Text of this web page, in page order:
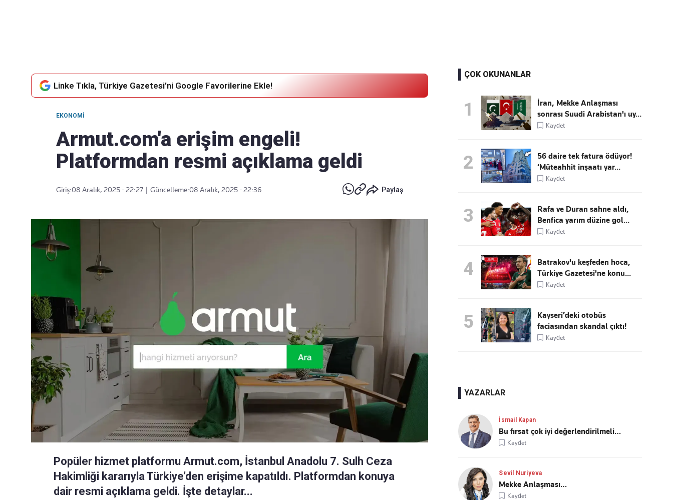
Linke Tıkla, Türkiye Gazetesi'ni Google Favorilerine Ekle!
EKONOMI
Armut.com'a erişim engeli!
Platformdan resmi açıklama geldi
Giriş:08 Aralık, 2025 - 22:27 Güncelleme:08 Aralık, 2025 - 22:36 Paylaş
Popüler hizmet platformu Armut.com, İstanbul Anadolu 7. Sulh Ceza
Hakimliği kararıyla Türkiye’den erişime kapatıldı. Platformdan konuya
dair resmi açıklama geldi. İşte detaylar...
ÇOK OKUNANLAR
1
İran, Mekke Anlaşması
sonrası Suudi Arabistan'ı uy...
Kaydet
2
56 daire tek fatura ödüyor!
‘Müteahhit inşaatı yar...
Kaydet
3
Rafa ve Duran sahne aldı,
Benfica yarım düzine gol...
Kaydet
4
Batrakov'u keşfeden hoca,
Türkiye Gazetesi'ne konu...
Kaydet
5
Kayseri’deki otobüs
faciasından skandal çıktı!
Kaydet
YAZARLAR
İsmail Kapan
Bu fırsat çok iyi değerlendirilmeli…
Kaydet
Sevil Nuriyeva
Mekke Anlaşması…
Kaydet